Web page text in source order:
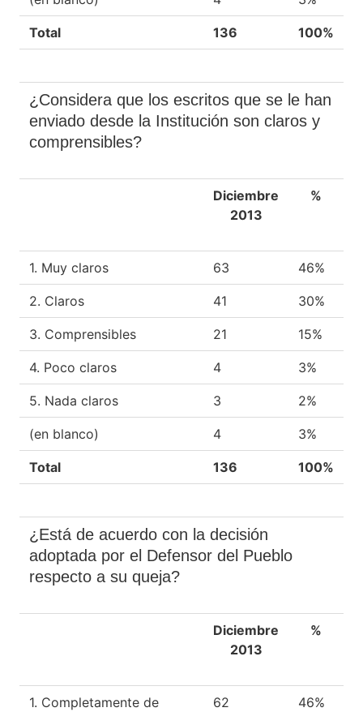
Total 136 100%
¿Considera que los escritos que se le han
enviado desde la Institución son claros y
comprensibles?
Diciembre
2013
%
1. Muy claros 63 46%
2. Claros 41 30%
3. Comprensibles 21 15%
4. Poco claros 4 3%
5. Nada claros 3 2%
(en blanco) 4 3%
Total 136 100%
¿Está de acuerdo con la decisión
adoptada por el Defensor del Pueblo
respecto a su queja?
Diciembre
2013
%
1. Completamente de
62 46%